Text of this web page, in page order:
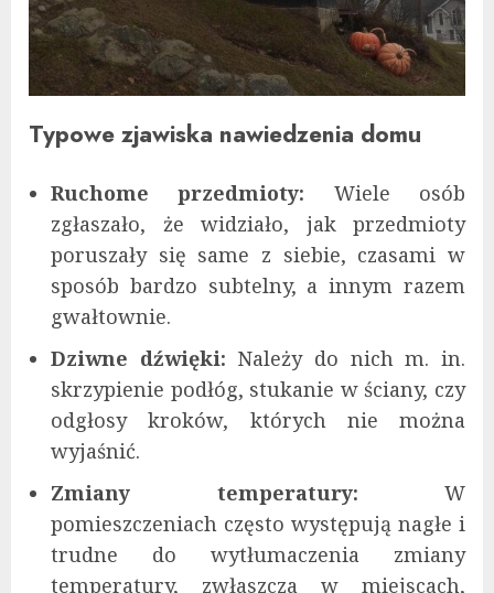
Typowe zjawiska nawiedzenia domu
Ruchome przedmioty: Wiele osób
zgłaszało, że widziało, jak przedmioty
poruszały się same z siebie, czasami w
sposób bardzo subtelny, a innym razem
gwałtownie.
Dziwne dźwięki: Należy do nich m. in.
skrzypienie podłóg, stukanie w ściany, czy
odgłosy kroków, których nie można
wyjaśnić.
Zmiany temperatury: W
pomieszczeniach często występują nagłe i
trudne do wytłumaczenia zmiany
temperatury, zwłaszcza w miejscach,